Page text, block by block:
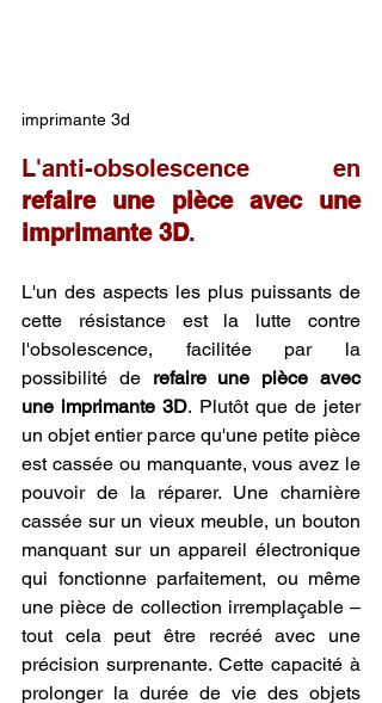
imprimante 3d
refaire une pièce avec une
imprimante 3D.
L'un des aspects les plus puissants de
cette résistance est la lutte contre
l'obsolescence, facilitée par la
possibilité de refaire une pièce avec
une imprimante 3D. Plutôt que de jeter
un objet entier parce qu'une petite pièce
est cassée ou manquante, vous avez le
pouvoir de la réparer. Une charnière
cassée sur un vieux meuble, un bouton
manquant sur un appareil électronique
qui fonctionne parfaitement, ou même
une pièce de collection irremplaçable –
tout cela peut être recréé avec une
précision surprenante. Cette capacité à
prolonger la durée de vie des objets